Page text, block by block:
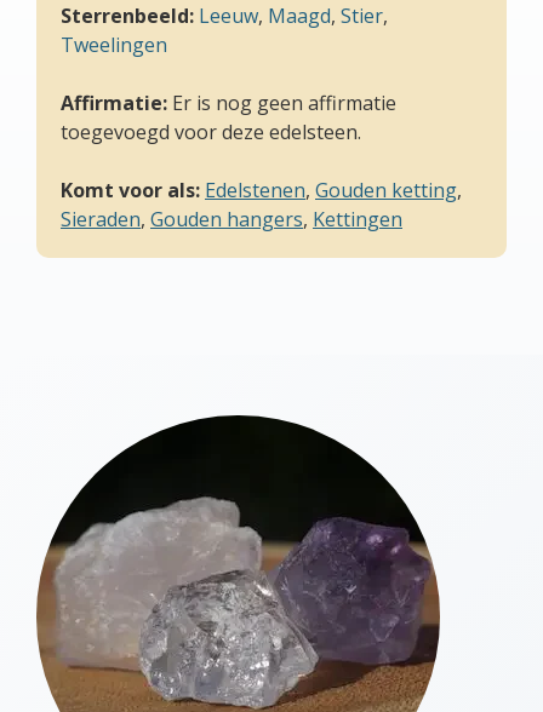
Sterrenbeeld: Leeuw, Maagd, Stier,
Tweelingen
Affirmatie: Er is nog geen affirmatie
toegevoegd voor deze edelsteen.
Komt voor als: Edelstenen, Gouden ketting,
Sieraden, Gouden hangers, Kettingen